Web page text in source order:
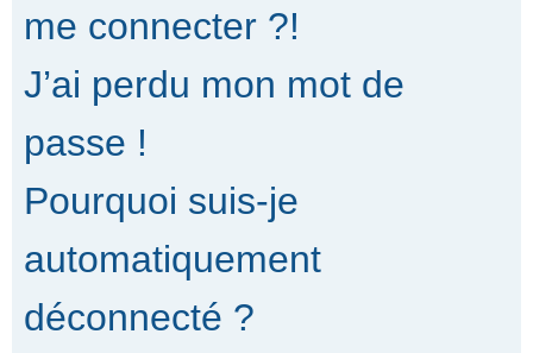
me connecter ?!
J’ai perdu mon mot de
passe !
Pourquoi suis-je
automatiquement
déconnecté ?